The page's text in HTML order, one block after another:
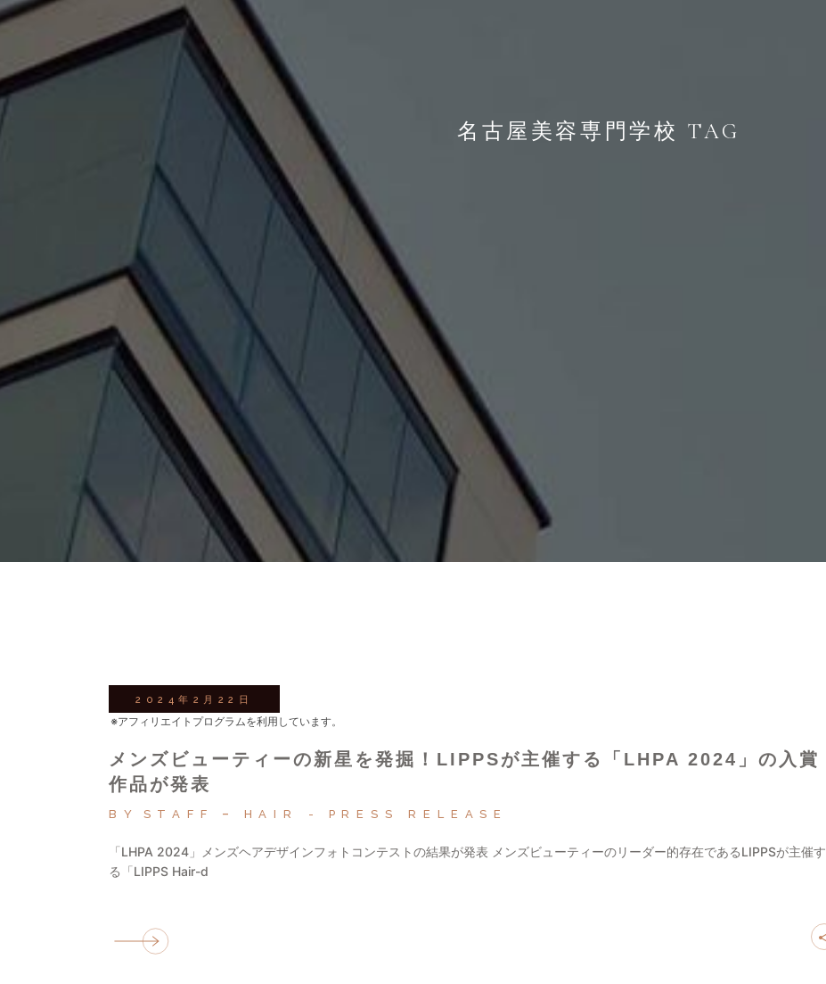
名古屋美容専門学校 TAG
2024年2月22日
メンズビューティーの新星を発掘！LIPPSが主催する「LHPA 2024」の入賞
作品が発表
BY STAFF HAIR PRESS RELEASE
「LHPA 2024」メンズヘアデザインフォトコンテストの結果が発表 メンズビューティーのリーダー的存在であるLIPPSが主催す
る「LIPPS Hair-d
※アフィリエイトプログラムを利用しています。